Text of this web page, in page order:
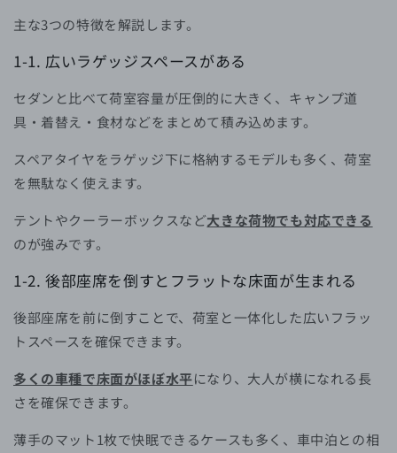
主な3つの特徴を解説します。
1-1. 広いラゲッジスペースがある
セダンと比べて荷室容量が圧倒的に大きく、キャンプ道
具・着替え・食材などをまとめて積み込めます。
スペアタイヤをラゲッジ下に格納するモデルも多く、荷室
を無駄なく使えます。
テントやクーラーボックスなど大きな荷物でも対応できる
のが強みです。
1-2. 後部座席を倒すとフラットな床面が生まれる
後部座席を前に倒すことで、荷室と一体化した広いフラッ
トスペースを確保できます。
多くの車種で床面がほぼ水平になり、大人が横になれる長
さを確保できます。
薄手のマット1枚で快眠できるケースも多く、車中泊との相